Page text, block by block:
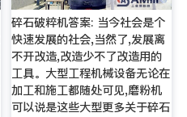
碎石破粹机答案: 当今社会是个
快速发展的社会,当然了,发展离
不开改造,改造少不了改造用的
工具。大型工程机械设备无论在
加工和施工都随处可见,磨粉机
可以说是这些大型更多关于碎石